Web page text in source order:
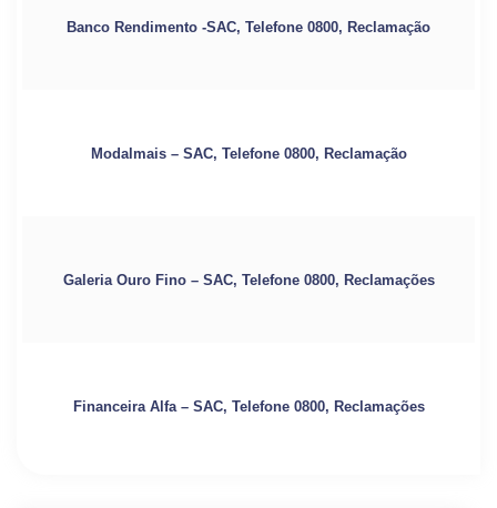
Banco Rendimento -SAC, Telefone 0800, Reclamação
Modalmais – SAC, Telefone 0800, Reclamação
Galeria Ouro Fino – SAC, Telefone 0800, Reclamações
Financeira Alfa – SAC, Telefone 0800, Reclamações